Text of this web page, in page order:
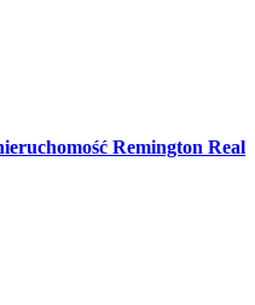
Remington Real